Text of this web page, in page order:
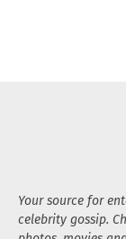
Your source for
celebrity gossip.